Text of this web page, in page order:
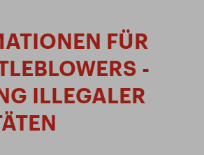
FÜR
-
ILLEGALER